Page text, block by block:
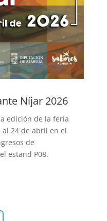
Níjar 2026
edición de la feria
al 24 de abril en el
de
estand P08.